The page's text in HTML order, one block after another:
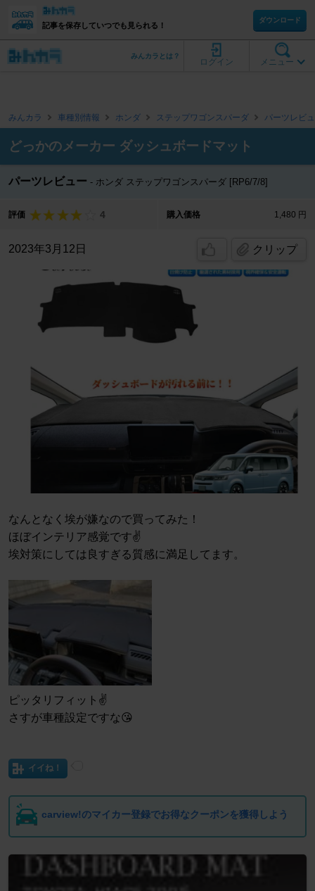
記事を保存していつでも見られる！
ダウンロード
メニュー
ログイン
みんカラとは？
みんカラ 車種別情報 ホンダ ステップワゴンスパーダ パーツレビ
どっかのメーカー ダッシュボードマット
パーツレビュー ホンダ ステップワゴンスパーダ [RP6/7/8]
評価 4 購入価格 1,480 円
2023年3月12日 クリップ
なんとなく埃が嫌なので買ってみた！
ほぼインテリア感覚です✌️
埃対策にしては良すぎる質感に満足してます。
ピッタリフィット✌️
さすが車種設定ですな😘
イイね！
carview!のマイカー登録でお得なクーポンを獲得しよう